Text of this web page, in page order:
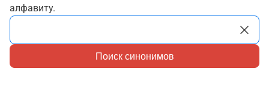
алфавиту.
Поиск синонимов